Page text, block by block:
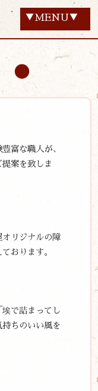
▼MENU▼
富な職人が、
案を致しま
リジナルの障
おります。
埃で詰まってし
ちのいい風を